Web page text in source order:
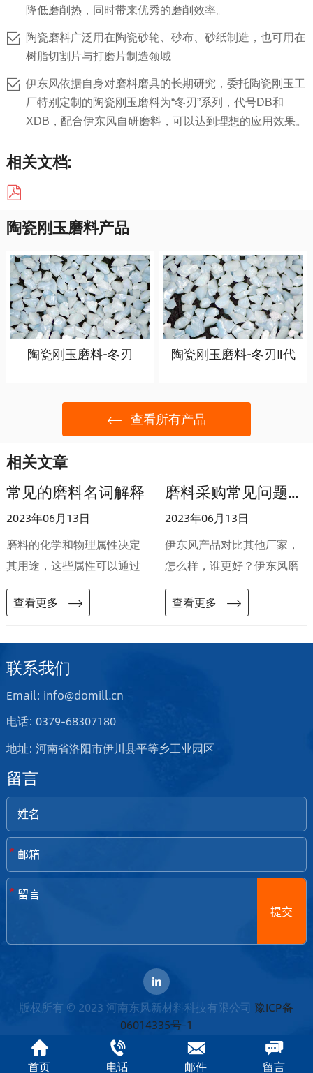
降低磨削热，同时带来优秀的磨削效率。
陶瓷磨料广泛用在陶瓷砂轮、砂布、砂纸制造，也可用在
树脂切割片与打磨片制造领域
伊东风依据自身对磨料磨具的长期研究，委托陶瓷刚玉工
厂特别定制的陶瓷刚玉磨料为“冬刃”系列，代号DB和
XDB，配合伊东风自研磨料，可以达到理想的应用效果。
相关文档:
陶瓷刚玉磨料产品
陶瓷刚玉磨料-冬刃 陶瓷刚玉磨料-冬刃Ⅱ代
查看所有产品
相关文章
常见的磨料名词解释
2023年06月13日
磨料的化学和物理属性决定
其用途，这些属性可以通过
化学分析、粒度分析等科学
的方法得到结果。伊东风有
炼、制粒、精加工、入库、
出库均有严格的检测。以下
的术语、缩略语或技术参数
提及，如若不明，可随时查
阅。
查看更多
磨料采购常见问题汇总
2023年06月13日
伊东风产品对比其他厂家，
怎么样，谁更好？伊东风磨
料样品怎么提供，正常一车
的交货周期需要多久？倾倒
查看更多
联系我们
Email: info@domill.cn
电话: 0379-68307180
地址: 河南省洛阳市伊川县平等乡工业园区
留言
*
*
提交
版权所有 © 2023 河南东风新材料科技有限公司豫ICP备
06014335号-1
首页 电话 邮件 留言